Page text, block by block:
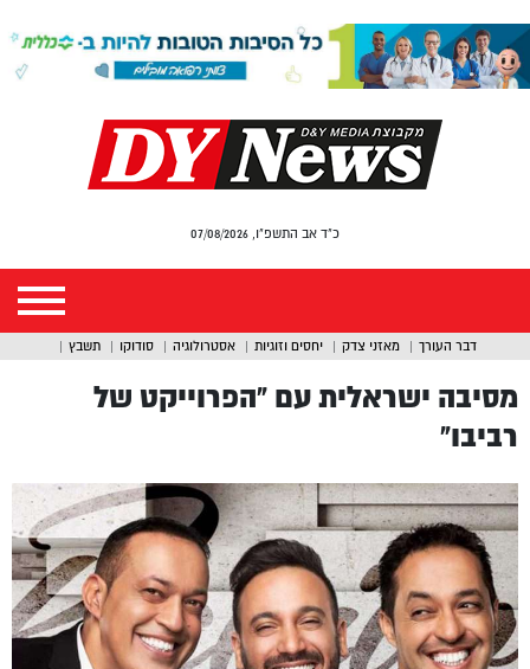
כ"ד אב התשפ"ו, 07/08/2026
דבר העורך מאזני צדק יחסים וזוגיות אסטרולוגיה סודוקו תשבץ
מסיבה ישראלית עם “הפרוייקט של
רביבו”